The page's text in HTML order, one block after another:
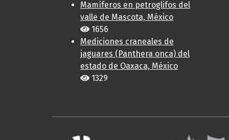
Mamíferos en petroglifos del
valle de Mascota, México
1656
Mediciones craneales de
jaguares (Panthera onca) del
estado de Oaxaca, México
1329